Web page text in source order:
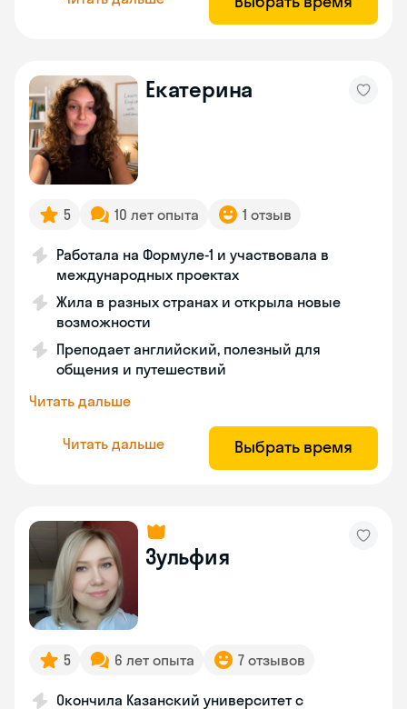
Екатерина
5 10 лет опыта 1 отзыв
Работала на Формуле-1 и участвовала в
международных проектах
Жила в разных странах и открыла новые
возможности
Преподает английский, полезный для
общения и путешествий
Читать дальше
Читать дальше Выбрать время
Зульфия
5 6 лет опыта 7 отзывов
Окончила Казанский университет с